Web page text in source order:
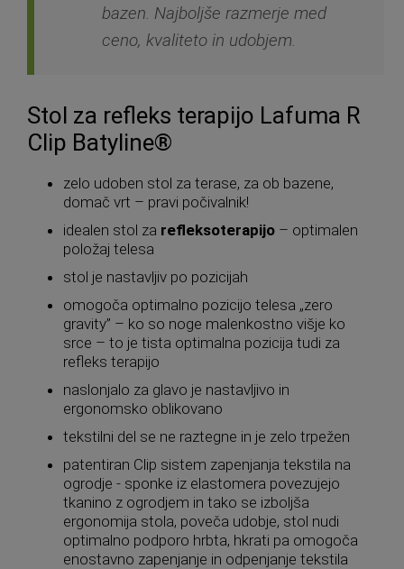
bazen. Najboljše razmerje med
ceno, kvaliteto in udobjem.
Stol za refleks terapijo Lafuma R
Clip Batyline®
zelo udoben stol za terase, za ob bazene,
domač vrt – pravi počivalnik!
idealen stol za refleksoterapijo – optimalen
položaj telesa
stol je nastavljiv po pozicijah
omogoča optimalno pozicijo telesa „zero
gravity” – ko so noge malenkostno višje ko
srce – to je tista optimalna pozicija tudi za
refleks terapijo
naslonjalo za glavo je nastavljivo in
ergonomsko oblikovano
tekstilni del se ne raztegne in je zelo trpežen
patentiran Clip sistem zapenjanja tekstila na
ogrodje - sponke iz elastomera povezujejo
tkanino z ogrodjem in tako se izboljša
ergonomija stola, poveča udobje, stol nudi
optimalno podporo hrbta, hkrati pa omogoča
enostavno zapenjanje in odpenjanje tekstila